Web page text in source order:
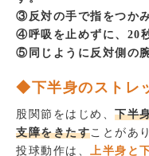
③反対の手で指をつか
④呼吸を止めずに、20
⑤同じように反対側の
◆下半身のストレ
股関節をはじめ、 下半
支障をきたすことがあ
投球動作は、
上半身と